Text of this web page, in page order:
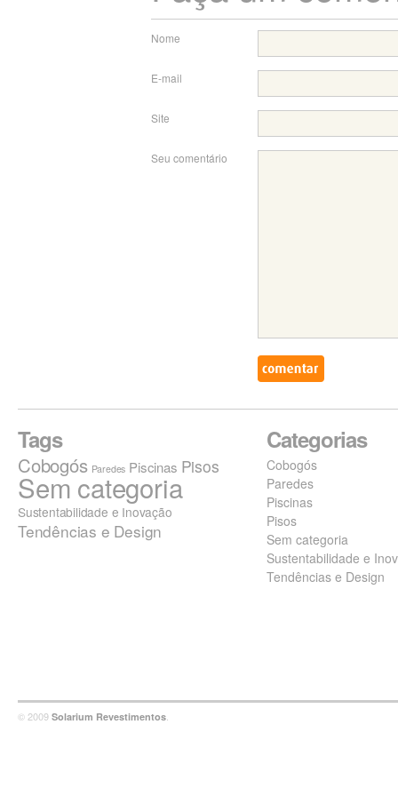
Nome
E-mail
Site
Seu comentário
Tags
Cobogós Paredes Piscinas Pisos
Sem categoria
Sustentabilidade e Inovação
Tendências e Design
Categorias
Cobogós
Paredes
Piscinas
Pisos
Sem categoria
Sustentabilidade e
Tendências e Design
© 2009 Solarium Revestimentos